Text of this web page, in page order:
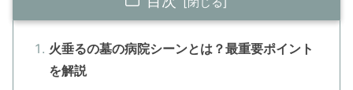
火垂るの墓の病院シーンとは？最重要ポイント
を解説